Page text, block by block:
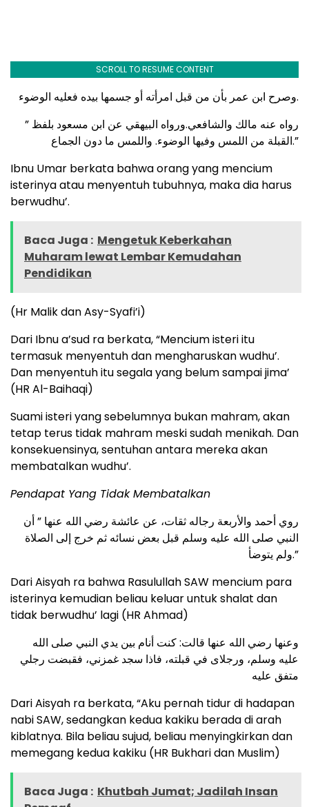
SCROLL TO RESUME CONTENT
وصرح ابن عمر بأن من قبل امرأته أو جسمها بيده فعليه الوضوء.
رواه عنه مالك والشافعي.ورواه البيهقي عن ابن مسعود بلفظ ”
القبلة من اللمس وفيها الوضوء. واللمس ما دون الجماع.”
Ibnu Umar berkata bahwa orang yang mencium
isterinya atau menyentuh tubuhnya, maka dia harus
berwudhu’.
Baca Juga : Mengetuk Keberkahan
Muharam lewat Lembar Kemudahan
Pendidikan
(Hr Malik dan Asy-Syafi’i)
Dari Ibnu a’sud ra berkata, “Mencium isteri itu
termasuk menyentuh dan mengharuskan wudhu’.
Dan menyentuh itu segala yang belum sampai jima’
(HR Al-Baihaqi)
Suami isteri yang sebelumnya bukan mahram, akan
tetap terus tidak mahram meski sudah menikah. Dan
konsekuensinya, sentuhan antara mereka akan
membatalkan wudhu’.
Pendapat Yang Tidak Membatalkan
روي أحمد والأربعة رجاله ثقات، عن عائشة رضي الله عنها ” أن
النبي صلى الله عليه وسلم قبل بعض نسائه ثم خرج إلى الصلاة
ولم يتوضأ.”
Dari Aisyah ra bahwa Rasulullah SAW mencium para
isterinya kemudian beliau keluar untuk shalat dan
tidak berwudhu’ lagi (HR Ahmad)
وعنها رضي الله عنها قالت: كنت أنام بين يدي النبي صلى الله
عليه وسلم، ورجلاى في قبلته، فاذا سجد غمزني، فقبضت رجلي
متفق عليه
Dari Aisyah ra berkata, “Aku pernah tidur di hadapan
nabi SAW, sedangkan kedua kakiku berada di arah
kiblatnya. Bila beliau sujud, beliau menyingkirkan dan
memegang kedua kakiku (HR Bukhari dan Muslim)
Baca Juga : Khutbah Jumat; Jadilah Insan